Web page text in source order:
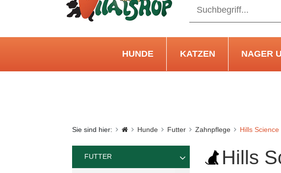
HUNDE KATZEN NAGER
Sie sind hier: Hunde Futter Zahnpflege Hills Science
FUTTER Hills